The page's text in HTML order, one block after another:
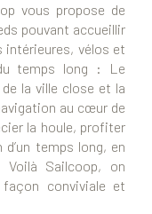
vous propose de
pouvant accueillir
intérieures, vélos et
temps long : Le
la ville close et la
au cœur de
la houle, profiter
temps long, en
Sailcoop, on
conviviale et